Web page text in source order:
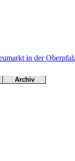
Archiv